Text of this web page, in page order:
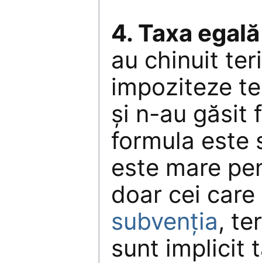
4. Taxa
au chinuit
impoziteze
şi n-au găsit
formula este
este mare
doar cei
subvenţia,
sunt implicit